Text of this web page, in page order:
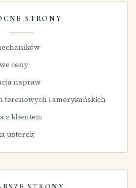
STRONY
ceny
napraw
terenowych i amerykańskich
z klientem
usterek